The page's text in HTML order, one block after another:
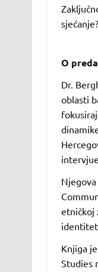
sjećanje?
O
Dr.
oblasti
etničkoj
identitet
Knjiga
Studies